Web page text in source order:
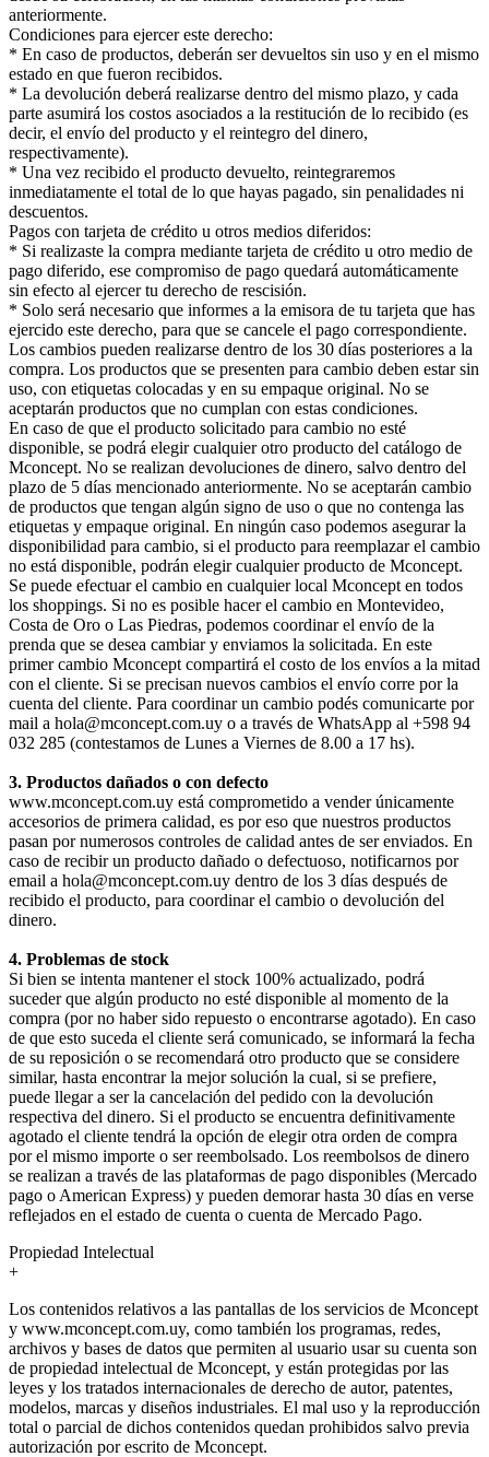
anteriormente.
Condiciones para ejercer este derecho:
* En caso de productos, deberán ser devueltos sin uso y en el mismo
estado en que fueron recibidos.
* La devolución deberá realizarse dentro del mismo plazo, y cada
parte asumirá los costos asociados a la restitución de lo recibido (es
decir, el envío del producto y el reintegro del dinero,
respectivamente).
* Una vez recibido el producto devuelto, reintegraremos
inmediatamente el total de lo que hayas pagado, sin penalidades ni
descuentos.
Pagos con tarjeta de crédito u otros medios diferidos:
* Si realizaste la compra mediante tarjeta de crédito u otro medio de
pago diferido, ese compromiso de pago quedará automáticamente
sin efecto al ejercer tu derecho de rescisión.
* Solo será necesario que informes a la emisora de tu tarjeta que has
ejercido este derecho, para que se cancele el pago correspondiente.
Los cambios pueden realizarse dentro de los 30 días posteriores a la
compra. Los productos que se presenten para cambio deben estar sin
uso, con etiquetas colocadas y en su empaque original. No se
aceptarán productos que no cumplan con estas condiciones.
En caso de que el producto solicitado para cambio no esté
disponible, se podrá elegir cualquier otro producto del catálogo de
Mconcept. No se realizan devoluciones de dinero, salvo dentro del
plazo de 5 días mencionado anteriormente. No se aceptarán cambio
de productos que tengan algún signo de uso o que no contenga las
etiquetas y empaque original. En ningún caso podemos asegurar la
disponibilidad para cambio, si el producto para reemplazar el cambio
no está disponible, podrán elegir cualquier producto de Mconcept.
Se puede efectuar el cambio en cualquier local Mconcept en todos
los shoppings. Si no es posible hacer el cambio en Montevideo,
Costa de Oro o Las Piedras, podemos coordinar el envío de la
prenda que se desea cambiar y enviamos la solicitada. En este
primer cambio Mconcept compartirá el costo de los envíos a la mitad
con el cliente. Si se precisan nuevos cambios el envío corre por la
cuenta del cliente. Para coordinar un cambio podés comunicarte por
mail a hola@mconcept.com.uy o a través de WhatsApp al +598 94
032 285 (contestamos de Lunes a Viernes de 8.00 a 17 hs).
3. Productos dañados o con defecto
www.mconcept.com.uy está comprometido a vender únicamente
accesorios de primera calidad, es por eso que nuestros productos
pasan por numerosos controles de calidad antes de ser enviados. En
caso de recibir un producto dañado o defectuoso, notificarnos por
email a hola@mconcept.com.uy dentro de los 3 días después de
recibido el producto, para coordinar el cambio o devolución del
dinero.
4. Problemas de stock
Si bien se intenta mantener el stock 100% actualizado, podrá
suceder que algún producto no esté disponible al momento de la
compra (por no haber sido repuesto o encontrarse agotado). En caso
de que esto suceda el cliente será comunicado, se informará la fecha
de su reposición o se recomendará otro producto que se considere
similar, hasta encontrar la mejor solución la cual, si se prefiere,
puede llegar a ser la cancelación del pedido con la devolución
respectiva del dinero. Si el producto se encuentra definitivamente
agotado el cliente tendrá la opción de elegir otra orden de compra
por el mismo importe o ser reembolsado. Los reembolsos de dinero
se realizan a través de las plataformas de pago disponibles (Mercado
pago o American Express) y pueden demorar hasta 30 días en verse
reflejados en el estado de cuenta o cuenta de Mercado Pago.
Propiedad Intelectual
+
Los contenidos relativos a las pantallas de los servicios de Mconcept
y www.mconcept.com.uy, como también los programas, redes,
archivos y bases de datos que permiten al usuario usar su cuenta son
de propiedad intelectual de Mconcept, y están protegidas por las
leyes y los tratados internacionales de derecho de autor, patentes,
modelos, marcas y diseños industriales. El mal uso y la reproducción
total o parcial de dichos contenidos quedan prohibidos salvo previa
autorización por escrito de Mconcept.